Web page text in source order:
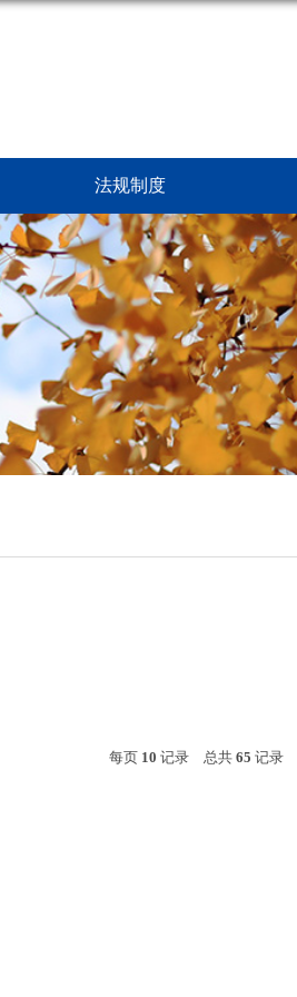
法规制度
每页 10 记录 总共 65 记录